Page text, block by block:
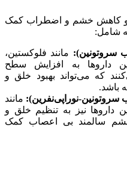
و کاهش خشم و اضطراب کمک
شامل:
مانند فلوکستین،
داروها به افزایش سطح
که می‌تواند بهبود خلق و
باشد.
مانند
داروها نیز به تنظیم خلق و
سالمند بی اعصاب کمک